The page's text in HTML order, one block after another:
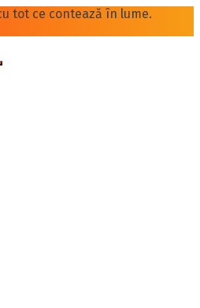
tot ce contează în lume.